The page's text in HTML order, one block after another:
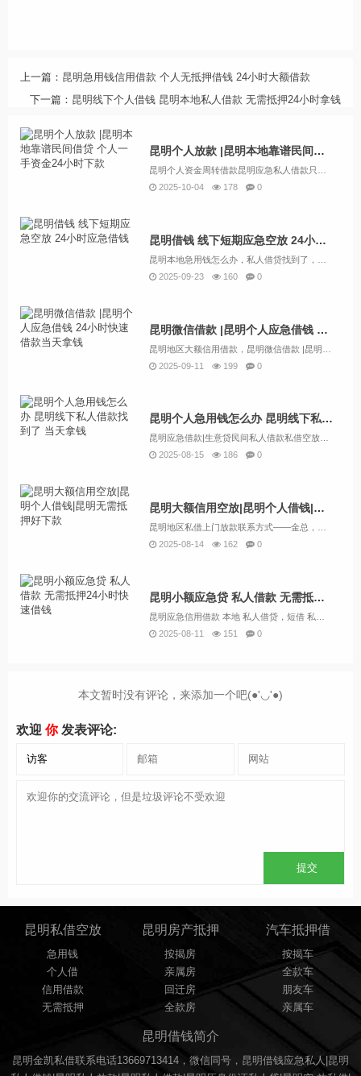
上一篇： 昆明急用钱信用借款 个人无抵押借钱 24小时大额借款
下一篇： 昆明线下个人借钱 昆明本地私人借款 无需抵押24小时拿钱
昆明个人放款 |昆明本地靠谱民间借贷 个人一手资金24小时下款
2025-10-04
178 0
昆明借钱 线下短期应急空放 24小时应急借钱
2025-09-23
160 0
昆明微信借款 |昆明个人应急借钱 24小时快速借款当天拿钱
2025-09-11
199 0
昆明个人急用钱怎么办 昆明线下私人借款找到了 当天拿钱
2025-08-15
186 0
昆明大额信用空放|昆明个人借钱|昆明无需抵押好下款
2025-08-14
162 0
昆明小额应急贷 私人借款 无需抵押24小时快速借钱
2025-08-11
151 0
本文暂时没有评论，来添加一个吧(●'◡'●)
欢迎 你发表评论:
昆明私借空放
急用钱
个人借
信用借款
无需抵押
昆明房产抵押
按揭房
亲属房
回迁房
全款房
汽车抵押借
按揭车
全款车
朋友车
亲属车
昆明借钱简介
昆明金凯私借联系电话13669713414，微信同号，昆明借钱应急私人|昆明